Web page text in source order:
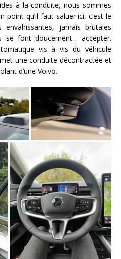
à la conduite, nous sommes
point qu’il faut saluer ici, c’est le
envahissantes, jamais brutales
se font doucement… accepter.
vis à vis du véhicule
une conduite décontractée et
d’une Volvo.